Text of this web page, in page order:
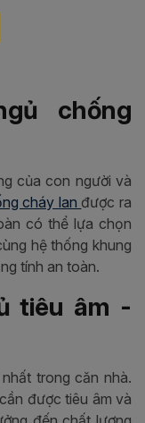
chống
của con người và
cháy lan được ra
có thể lựa chọn
hệ thống khung
tính an toàn.
tiêu âm -
trong căn nhà.
được tiêu âm và